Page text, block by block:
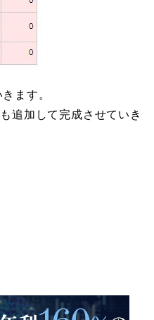
ます。
追加して完成させていき